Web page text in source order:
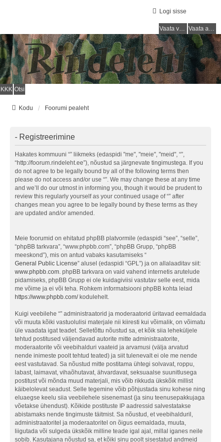
Logi sisse
Vaata vastamata teemasi Vaata aktiivseid teemasid
KKK Otsi
Kodu Foorumi pealeht
- Registreerimine
Hakates kommuuni “” liikmeks (edaspidi "me", "meie", "meid", “”,
“http://foorum.rindeleht.ee”), nõustud sa järgnevate tingimustega. If you
do not agree to be legally bound by all of the following terms then
please do not access and/or use “”. We may change these at any time
and we’ll do our utmost in informing you, though it would be prudent to
review this regularly yourself as your continued usage of “” after
changes mean you agree to be legally bound by these terms as they
are updated and/or amended.
Meie foorumid on ehitatud phpBB platvormile (edaspidi “see”, “selle”,
“phpBB tarkvara”, “www.phpbb.com”, “phpBB Grupp, “phpBB
meeskond”), mis on antud vabaks kasutamiseks “
General Public License” alusel (edaspidi “GPL”) ja on allalaaditav siit:
www.phpbb.com. phpBB tarkvara on vaid vahend internetis arutelude
pidamiseks, phpBB Grupp ei ole kuidagiviisi vastutav selle eest, mida
me võime ja ei või teha. Rohkem informatsiooni phpBB kohta leiad
https://www.phpbb.com/kodulehelt.
Kuigi veebilehe “” administraatorid ja moderaatorid üritavad eemaldada
või muuta kõiki vastuolulisi materjale nii kiiresti kui võimalik, on võimatu
üle vaadata igat teadet. Selletõttu nõustud sa, et kõik siia leheküljele
tehtud postitused väljendavad autorite mitte administraatorite,
moderaatorite või veebihalduri vaateid ja arvamusi (välja arvatud
nende inimeste poolt tehtud teated) ja siit tulenevalt ei ole me nende
eest vastutavad. Sa nõustud mitte postitama ühtegi solvavat, roppu,
labast, laimavat, vihaõhutavat, ähvardavat, seksuaalse suunitlusega
postitust või mõnda muud materjali, mis võib rikkuda ükskõik millist
käibelolevat seadust. Selle tegemine võib põhjustada sinu kohese ning
eluaegse keelu siia veebilehele sisenemast (ja sinu teenusepakkujaga
võetakse ühendust). Kõikide postituste IP aadressid salvestatakse
abistamaks nende tingimuste täitmist. Sa nõustud, et veebihalduril,
administraatoritel ja moderaatoritel on õigus eemaldada, muuta,
liigutada või sulgeda ükskõik milline teade igal ajal, millal iganes neile
sobib. Kasutajana nõustud sa, et kõiki sinu poolt sisestatud andmeid